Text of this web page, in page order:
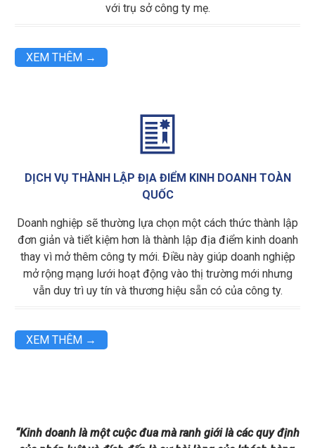
với trụ sở công ty mẹ.
XEM THÊM →

DỊCH VỤ THÀNH LẬP ĐỊA ĐIỂM KINH DOANH TOÀN
QUỐC
Doanh nghiệp sẽ thường lựa chọn một cách thức thành lập
đơn giản và tiết kiệm hơn là thành lập địa điểm kinh doanh
thay vì mở thêm công ty mới. Điều này giúp doanh nghiệp
mở rộng mạng lưới hoạt động vào thị trường mới nhưng
vẫn duy trì uy tín và thương hiệu sẵn có của công ty.
XEM THÊM →
“Kinh doanh là một cuộc đua mà ranh giới là các quy định